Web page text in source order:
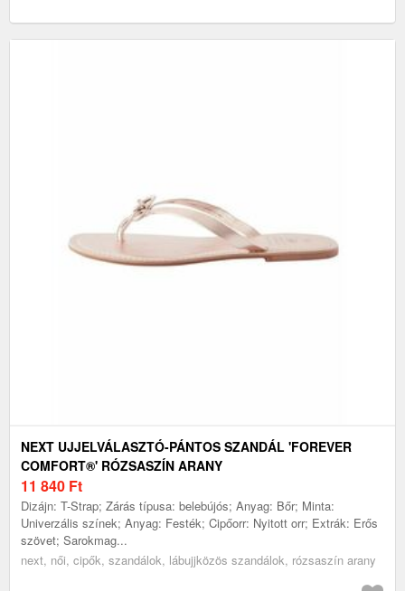
NEXT UJJELVÁLASZTÓ-PÁNTOS SZANDÁL 'FOREVER
COMFORT®' RÓZSASZÍN ARANY
11 840 Ft
Dizájn: T-Strap; Zárás típusa: belebújós; Anyag: Bőr; Minta:
Univerzális színek; Anyag: Festék; Cipőorr: Nyitott orr; Extrák: Erős
szövet; Sarokmag...
next, női, cipők, szandálok, lábujjközös szandálok, rózsaszín arany